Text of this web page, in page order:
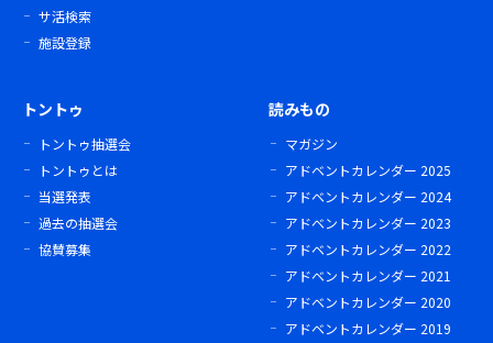
サ活検索
施設登録
トントゥ
トントゥ抽選会
トントゥとは
当選発表
過去の抽選会
協賛募集
読みもの
マガジン
アドベントカレンダー 2025
アドベントカレンダー 2024
アドベントカレンダー 2023
アドベントカレンダー 2022
アドベントカレンダー 2021
アドベントカレンダー 2020
アドベントカレンダー 2019